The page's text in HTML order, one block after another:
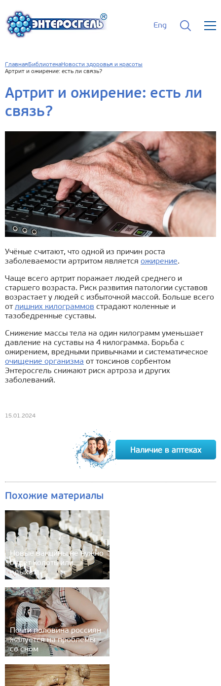
Eng
Главная БиблиотекаНовости здоровья и красоты
Артрит и ожирение: есть ли связь?
Артрит и ожирение: есть ли
связь?
Учёные считают, что одной из причин роста
заболеваемости артритом является ожирение.
Чаще всего артрит поражает людей среднего и
старшего возраста. Риск развития патологии суставов
возрастает у людей с избыточной массой. Больше всего
отлишних килограммов страдают коленные и
тазобедренные суставы.
Снижение массы тела на один килограмм уменьшает
давление на суставы на 4 килограмма. Борьба с
ожирением, вредными привычками и систематическое
очищение организма от токсинов сорбентом
Энтеросгель снижают риск артроза и других
заболеваний.
15.01.2024
Похожие материалы
Новые вакцины не нужно
будет колоть или
вдыхать
Почти половина россиян
жалуется на проблемы
со сном